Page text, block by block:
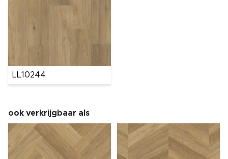
LL10244
ook verkrijgbaar als